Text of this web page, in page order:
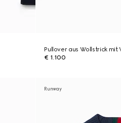
Pullover aus Wollstrick mit
€ 1.100
Runway